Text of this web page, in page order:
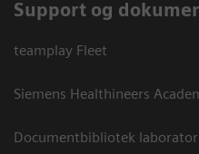
Support og
teamplay Fleet
Siemens Healthineers
Documentbibliotek